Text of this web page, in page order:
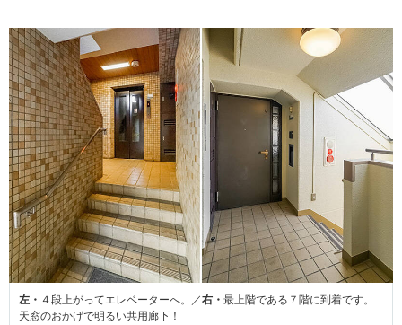
左・ ４段上がってエレベーターへ。／右・ 最上階である７階に到着です。
天窓のおかげで明るい共用廊下！